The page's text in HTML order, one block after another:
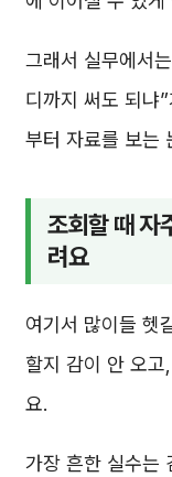
그래서 실무에서
디까지 써도 되냐
부터 자료를 보는
조회할 때 자
려요
여기서 많이들 헷
할지 감이 안 오
요.
가장 흔한 실수는